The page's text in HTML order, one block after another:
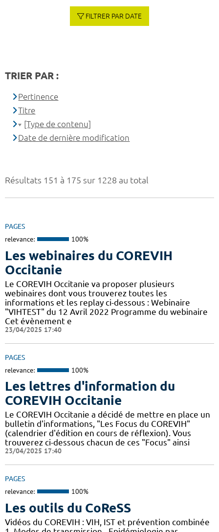
Résultats 151 à 175 sur 1228 au total
PAGES
relevance: 100%
Les webinaires du COREVIH
Occitanie
Le COREVIH Occitanie va proposer plusieurs
webinaires dont vous trouverez toutes les
informations et les replay ci-dessous : Webinaire
"VIHTEST" du 12 Avril 2022 Programme du webinaire
Cet évènement e
23/04/2025 17:40
PAGES
relevance: 100%
Les lettres d'information du
COREVIH Occitanie
Le COREVIH Occitanie a décidé de mettre en place un
bulletin d'informations, "Les Focus du COREVIH"
(calendrier d'édition en cours de réflexion). Vous
trouverez ci-dessous chacun de ces "Focus" ainsi
23/04/2025 17:40
PAGES
relevance: 100%
Les outils du CoReSS
Vidéos du COREVIH : VIH, IST et prévention combinée
FILTRER PAR DATE
TRIER PAR :
Pertinence
Titre
[Type de contenu]
Date de dernière modification